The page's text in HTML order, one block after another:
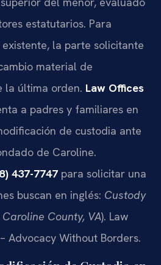
estatutarios. Para
la parte solicitante
material de
la última orden. Law Offices
a padres y familiares en
de custodia ante
de Caroline.
437-7747 para solicitar una
buscan en inglés: Custody
County, VA). Law
Advocacy Without Borders.